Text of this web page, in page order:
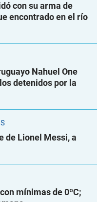
con su arma de
encontrado en el río
Nahuel One
detenidos por la
de Lionel Messi, a
mínimas de 0ºC;